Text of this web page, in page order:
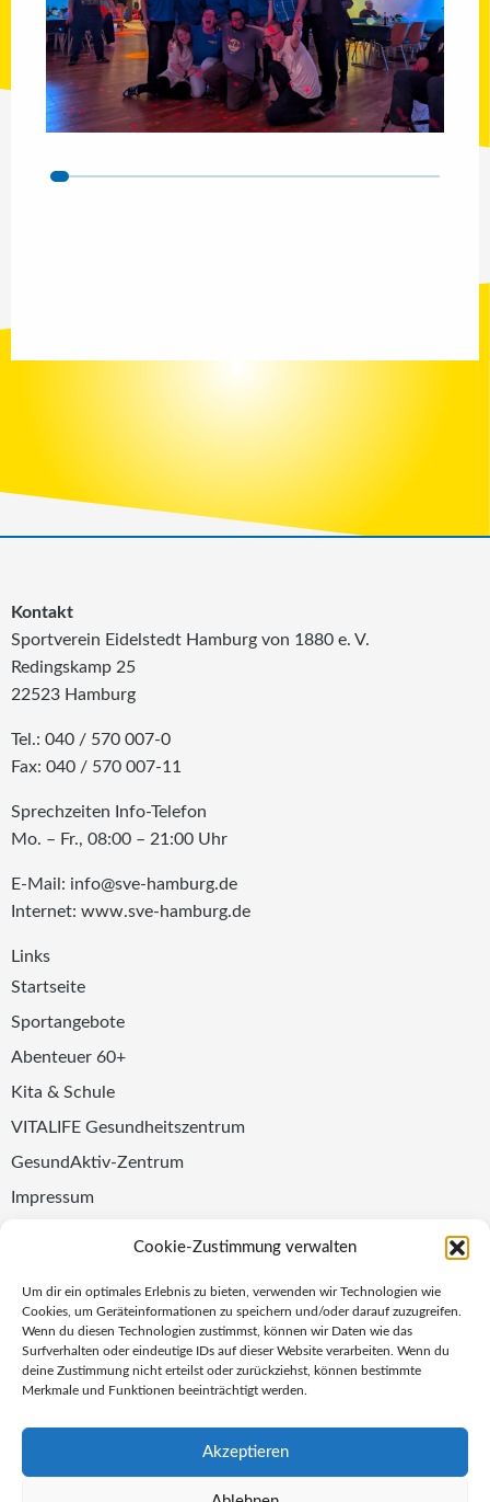
Cookie-Zustimmung verwalten
Um dir ein optimales Erlebnis zu bieten, verwenden wir Technologien wie
Cookies, um Geräteinformationen zu speichern und/oder darauf zuzugreifen.
Wenn du diesen Technologien zustimmst, können wir Daten wie das
Surfverhalten oder eindeutige IDs auf dieser Website verarbeiten. Wenn du
deine Zustimmung nicht erteilst oder zurückziehst, können bestimmte
Merkmale und Funktionen beeinträchtigt werden.
Akzeptieren
Kontakt
Sportverein Eidelstedt Hamburg von 1880 e. V.
Redingskamp 25
22523 Hamburg
Tel.: 040 / 570 007-0
Fax: 040 / 570 007-11
Sprechzeiten Info-Telefon
Mo. – Fr., 08:00 – 21:00 Uhr
E-Mail: info@sve-hamburg.de
Internet: www.sve-hamburg.de
Links
Startseite
Sportangebote
Abenteuer 60+
Kita & Schule
VITALIFE Gesundheitszentrum
GesundAktiv-Zentrum
Impressum
Newsletter abonnieren ZUR ANMELDUNG